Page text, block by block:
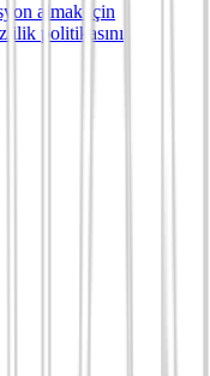
almak için
politikasını